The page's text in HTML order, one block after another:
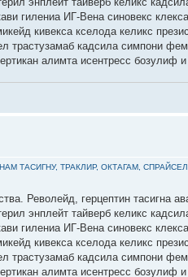
гилениа ИГ-Вена синовекс
кивекса кселода келикс
трастузамаб кадсила симпони
алимта исентресс бозулиф
ТАСИГНУ, ТРАКЛИР, ОКТАГАМ,
Револейд, герцептин тасигна
энплейт тайверб келикс
гилениа ИГ-Вена синовекс
кивекса кселода келикс
трастузамаб кадсила симпони
алимта исентресс бозулиф